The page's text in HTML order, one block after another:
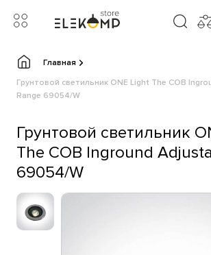
Главная
Грунтовой светильник ONE Light The COB
Range 69054/W
Грунтовой светильник
The COB Inground
69054/W